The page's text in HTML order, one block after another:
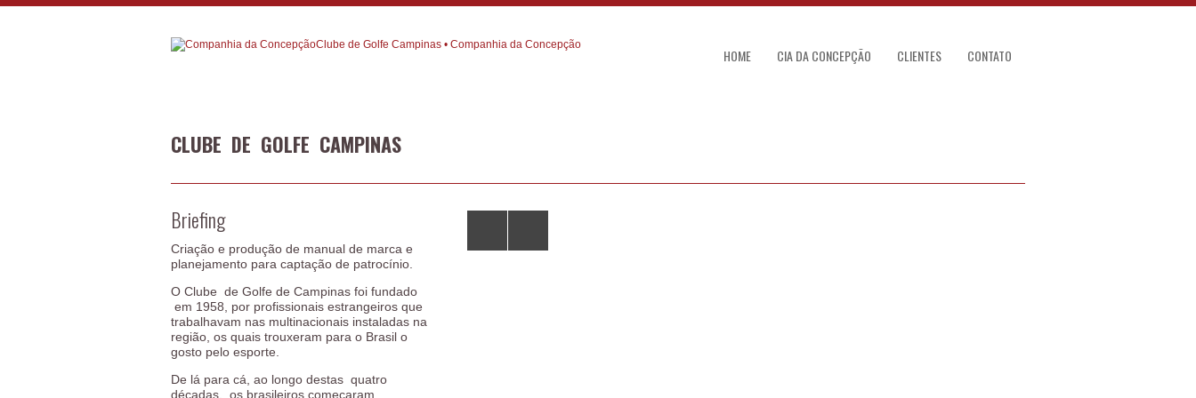
HOME CIA DA CONCEPÇÃO CLIENTES CONTATO
CLUBE DE GOLFE CAMPINAS
Briefing
Criação e produção de manual de marca e
planejamento para captação de patrocínio.
O Clube de Golfe de Campinas foi fundado
em 1958, por profissionais estrangeiros que
trabalhavam nas multinacionais instaladas na
região, os quais trouxeram para o Brasil o
gosto pelo esporte.
De lá para cá, ao longo destas quatro
décadas, os brasileiros começaram